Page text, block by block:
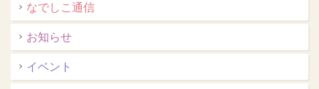
なでしこ通信
お知らせ
イベント